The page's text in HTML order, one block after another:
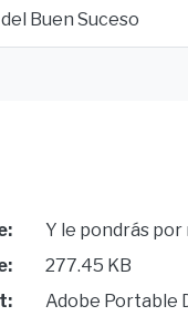
Buen Suceso
Y le pondrás por
277.45 KB
Adobe Portable